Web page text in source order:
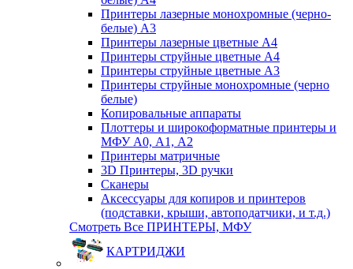
Принтеры лазерные монохромные (черно-
белые) A3
Принтеры лазерные цветные A4
Принтеры струйные цветные A4
Принтеры струйные цветные A3
Принтеры струйные монохромные (черно
белые)
Копировальные аппараты
Плоттеры и широкоформатные принтеры и
МФУ А0, А1, А2
Принтеры матричные
3D Принтеры, 3D ручки
Сканеры
Аксессуары для копиров и принтеров
(подставки, крыши, автоподатчики, и т.д.)
Смотреть Все ПРИНТЕРЫ, МФУ
КАРТРИДЖИ